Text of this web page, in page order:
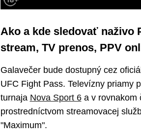
Ako a kde sledovať naživo
stream, TV prenos, PPV
Galavečer bude dostupný cez
UFC Fight Pass. Televízny priamy
turnaja Nova Sport 6a v rovnakom
prostredníctvom streamovacej
"Maximum".